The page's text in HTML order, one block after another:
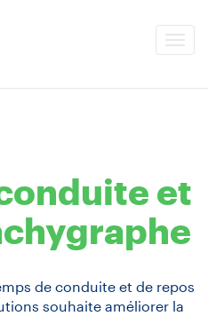
et
de conduite et de repos
souhaite améliorer la